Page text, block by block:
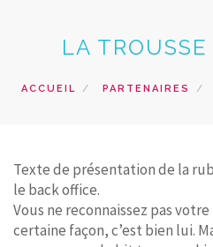
ACTIONS PÉDAGOGIQUES
RECHERCHER
CONTACT
LA
ACCUEIL PARTENAIRES
Texte de présentation de la
le back office.
Vous ne reconnaissez pas
certaine façon, c’est bien lui.